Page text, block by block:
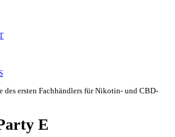
des ersten Fachhändlers für Nikotin- und CBD-
E